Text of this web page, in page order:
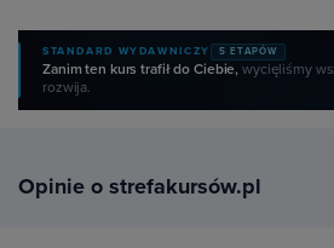
STANDARD WYDAWNICZY 5 ETAPÓW
Zanim ten kurs trafił do Ciebie,wycięliśmy
rozwija.
Opinie o strefakursów.pl